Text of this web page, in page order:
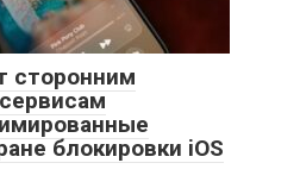
сторонним
блокировки iOS